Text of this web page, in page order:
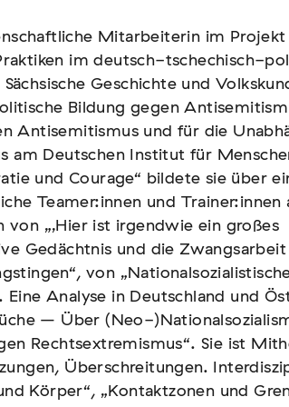
Mitarbeiterin im Projekt
im deutsch-tschechisch-
Geschichte und
Bildung gegen
Antisemitismus und für die
am Deutschen Institut für
und Courage“ bildete sie über
Teamer:innen und Trainer:innen
von „‚Hier ist irgendwie ein großes
Gedächtnis und die
von
Analyse in Deutschland und
– Über (Neo-
Rechtsextremismus“. Sie ist
Überschreitungen.
Körper“, „Kontaktzonen und
Mitarbeiterin im Projekt
im deutsch-tschechisch-
Geschichte und
Bildung gegen
Antisemitismus und für die
am Deutschen Institut für
und Courage“ bildete sie über
Teamer:innen und Trainer:innen
von „‚Hier ist irgendwie ein großes
Gedächtnis und die
von
Analyse in Deutschland und
– Über (Neo-
Rechtsextremismus“. Sie ist
Überschreitungen.
Körper“, „Kontaktzonen und